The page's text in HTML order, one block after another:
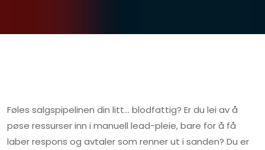
Føles salgspipelinen din litt... blodfattig? Er du lei av å
pøse ressurser inn i manuell lead-pleie, bare for å få
laber respons og avtaler som renner ut i sanden? Du er